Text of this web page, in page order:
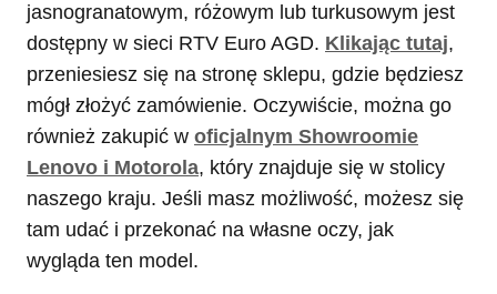
jasnogranatowym, różowym lub turkusowym jest
dostępny w sieci RTV Euro AGD. Klikając tutaj,
przeniesiesz się na stronę sklepu, gdzie będziesz
mógł złożyć zamówienie. Oczywiście, można go
również zakupić w oficjalnym Showroomie
Lenovo i Motorola, który znajduje się w stolicy
naszego kraju. Jeśli masz możliwość, możesz się
tam udać i przekonać na własne oczy, jak
wygląda ten model.